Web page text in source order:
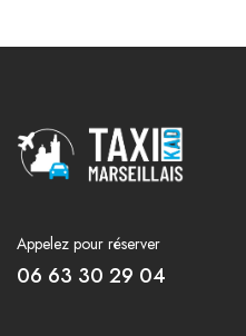
Appelez pour réserver
06 63 30 29 04